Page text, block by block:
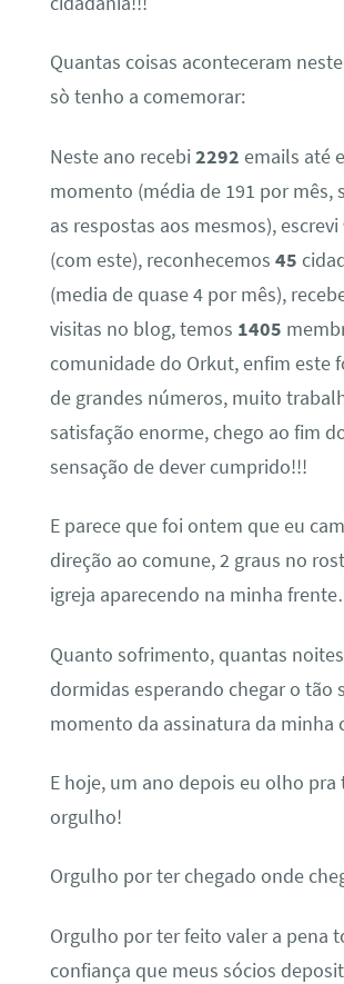
Quantas coisas aconteceram
sò tenho a comemorar:
Neste ano recebi 2292 emails até
momento (média de 191 por mês,
as respostas aos mesmos), escrevi
(com este), reconhecemos 45
(media de quase 4 por mês),
visitas no blog, temos 1405
comunidade do Orkut, enfim este
de grandes números, muito
satisfação enorme, chego ao fim
sensação de dever cumprido!!!
E parece que foi ontem que eu
direção ao comune, 2 graus no
igreja aparecendo na minha
Quanto sofrimento, quantas
dormidas esperando chegar o tão
momento da assinatura da minha
E hoje, um ano depois eu olho pra
orgulho!
Orgulho por ter chegado onde
Orgulho por ter feito valer a pena
confiança que meus sócios